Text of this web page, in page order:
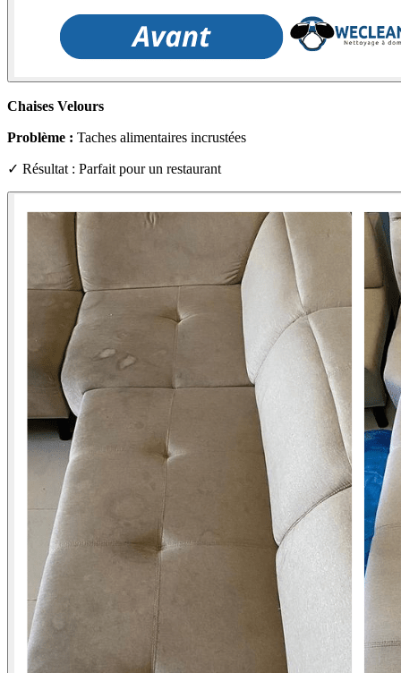
Chaises Velours
Problème : Taches alimentaires incrustées
✓ Résultat : Parfait pour un restaurant